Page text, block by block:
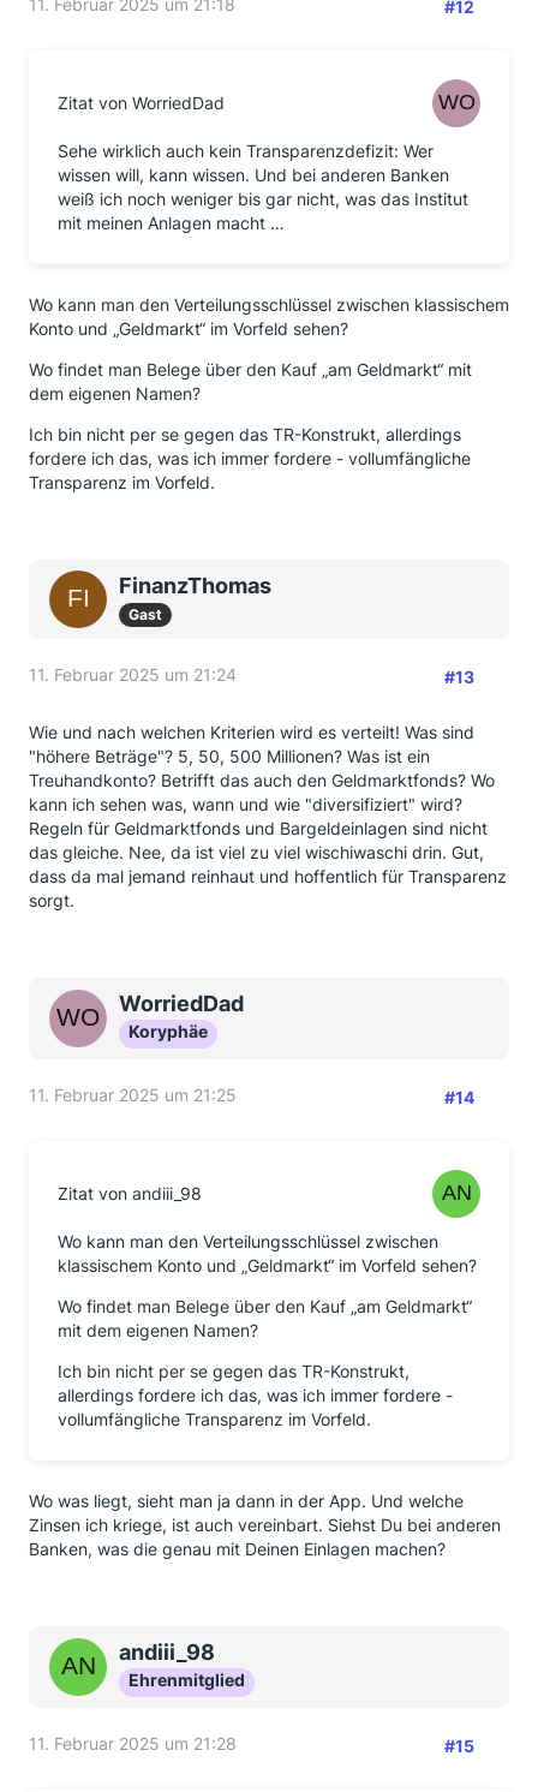
#12
Zitat von WorriedDad
Sehe wirklich auch kein Transparenzdefizit: Wer
wissen will, kann wissen. Und bei anderen Banken
weiß ich noch weniger bis gar nicht, was das Institut
mit meinen Anlagen macht …
Wo kann man den Verteilungsschlüssel zwischen klassischem
Konto und „Geldmarkt“ im Vorfeld sehen?
Wo findet man Belege über den Kauf „am Geldmarkt“ mit
dem eigenen Namen?
Ich bin nicht per se gegen das TR-Konstrukt, allerdings
fordere ich das, was ich immer fordere - vollumfängliche
Transparenz im Vorfeld.
FinanzThomas
Gast
11. Februar 2025 um 21:24 #13
Wie und nach welchen Kriterien wird es verteilt! Was sind
"höhere Beträge"? 5, 50, 500 Millionen? Was ist ein
Treuhandkonto? Betrifft das auch den Geldmarktfonds? Wo
kann ich sehen was, wann und wie "diversifiziert" wird?
Regeln für Geldmarktfonds und Bargeldeinlagen sind nicht
das gleiche. Nee, da ist viel zu viel wischiwaschi drin. Gut,
dass da mal jemand reinhaut und hoffentlich für Transparenz
sorgt.
WorriedDad
Koryphäe
11. Februar 2025 um 21:25 #14
Zitat von andiii_98
Wo kann man den Verteilungsschlüssel zwischen
klassischem Konto und „Geldmarkt“ im Vorfeld sehen?
Wo findet man Belege über den Kauf „am Geldmarkt“
mit dem eigenen Namen?
Ich bin nicht per se gegen das TR-Konstrukt,
allerdings fordere ich das, was ich immer fordere -
vollumfängliche Transparenz im Vorfeld.
Wo was liegt, sieht man ja dann in der App. Und welche
Zinsen ich kriege, ist auch vereinbart. Siehst Du bei anderen
Banken, was die genau mit Deinen Einlagen machen?
andiii_98
Ehrenmitglied
11. Februar 2025 um 21:28 #15